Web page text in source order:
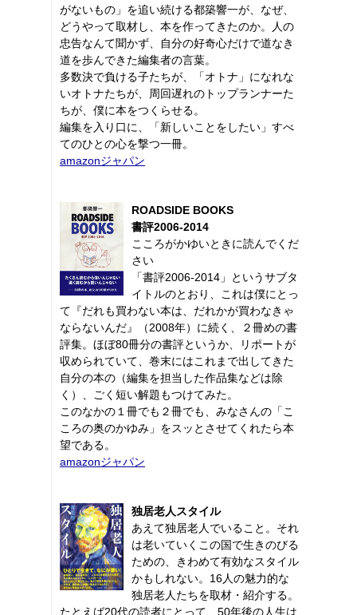
がないもの」を追い続ける都築響一が、なぜ、
どうやって取材し、本を作ってきたのか。人の
忠告なんて聞かず、自分の好奇心だけで道なき
道を歩んできた編集者の言葉。
多数決で負ける子たちが、「オトナ」になれな
いオトナたちが、周回遅れのトップランナーた
ちが、僕に本をつくらせる。
編集を入り口に、「新しいことをしたい」すべ
てのひとの心を撃つ一冊。
amazonジャパン
ROADSIDE BOOKS
書評2006-2014
こころがかゆいときに読んでくだ
さい
「書評2006-2014」というサブタ
イトルのとおり、これは僕にとっ
て『だれも買わない本は、だれかが買わなきゃ
ならないんだ』（2008年）に続く、２冊めの書
評集。ほぼ80冊分の書評というか、リポートが
収められていて、巻末にはこれまで出してきた
自分の本の（編集を担当した作品集などは除
く）、ごく短い解題もつけてみた。
このなかの１冊でも２冊でも、みなさんの「こ
ころの奥のかゆみ」をスッとさせてくれたら本
望である。
amazonジャパン
独居老人スタイル
あえて独居老人でいること。それ
は老いていくこの国で生きのびる
ための、きわめて有効なスタイル
かもしれない。16人の魅力的な
独居老人たちを取材・紹介する。
たとえば20代の読者にとって、50年後の人生は